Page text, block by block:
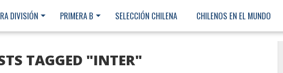
DIVISIÓN PRIMERA B SELECCIÓN CHILENA CHILENOS EN EL MUNDO
TAGGED "INTER"